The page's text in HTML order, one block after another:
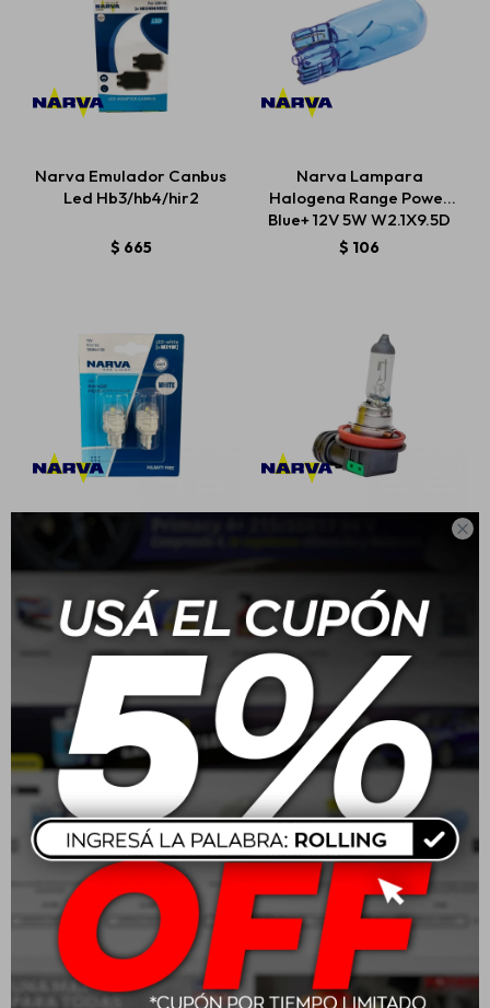

Narva Emulador Canbus
Led Hb3/hb4/hir2
$ 665
Narva Lampara
Halogena Range Power
Blue+ 12V 5W W2.1X9.5D
$ 106
$654
PGJ19-2 12V 55W
$659
Narva Simil Xenon H3 12V
Narva Simil Xenon HB4
(9006) 12V 55W
990